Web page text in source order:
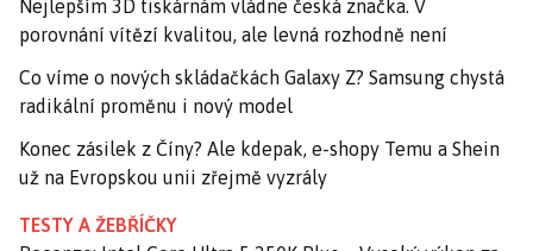
Nejlepším 3D tiskárnám vládne česká značka. V
porovnání vítězí kvalitou, ale levná rozhodně není
Co víme o nových skládačkách Galaxy Z? Samsung chystá
radikální proměnu i nový model
Konec zásilek z Číny? Ale kdepak, e-shopy Temu a Shein
už na Evropskou unii zřejmě vyzrály
TESTY A ŽEBŘÍČKY